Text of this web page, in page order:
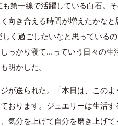
第一線で活躍している白石。
向き合える時間が増えたかな
く過ごしたいなと思っている
っかり寝て…っていう日々の生
明かした。
が送られた。「本日は、この
おります。ジュエリーは生活
気分を上げて自分を磨き上げ